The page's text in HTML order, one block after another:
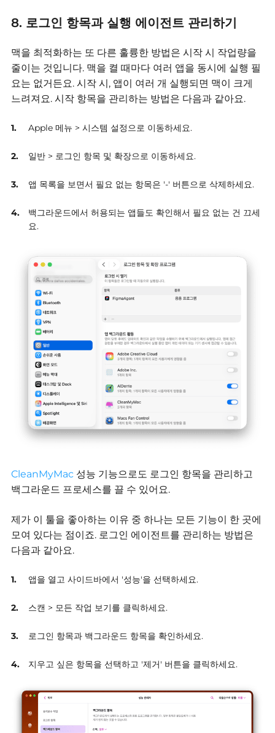
8. 로그인 항목과 실행 에이전트 관리하기
맥을 최적화하는 또 다른 훌륭한 방법은 시작 시 작업량을
줄이는 것입니다. 맥을 켤 때마다 여러 앱을 동시에 실행 필
요는 없거든요. 시작 시, 앱이 여러 개 실행되면 맥이 크게
느려져요. 시작 항목을 관리하는 방법은 다음과 같아요.
Apple 메뉴 > 시스템 설정으로 이동하세요.
일반 > 로그인 항목 및 확장으로 이동하세요.
앱 목록을 보면서 필요 없는 항목은 '-' 버튼으로 삭제하세요.
백그라운드에서 허용되는 앱들도 확인해서 필요 없는 건 끄세
요.
CleanMyMac 성능 기능으로도 로그인 항목을 관리하고
백그라운드 프로세스를 끌 수 있어요.
제가 이 툴을 좋아하는 이유 중 하나는 모든 기능이 한 곳에
모여 있다는 점이죠. 로그인 에이전트를 관리하는 방법은
다음과 같아요.
앱을 열고 사이드바에서 '성능'을 선택하세요.
스캔 > 모든 작업 보기를 클릭하세요.
로그인 항목과 백그라운드 항목을 확인하세요.
지우고 싶은 항목을 선택하고 '제거' 버튼을 클릭하세요.